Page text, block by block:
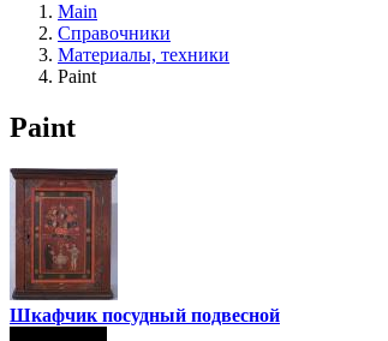
Main
Справочники
Материалы, техники
Paint
Paint
Шкафчик посудный подвесной